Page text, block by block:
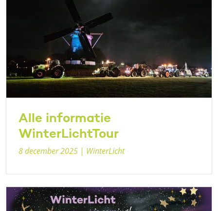
Alle informatie
WinterLichtTour
8 december 2025 | WinterLicht